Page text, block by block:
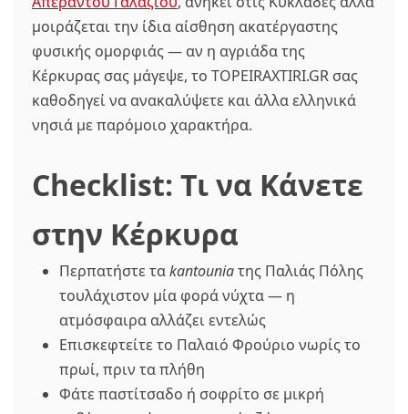
μοιράζεται την ίδια αίσθηση ακατέργαστης
φυσικής ομορφιάς — αν η αγριάδα της
Κέρκυρας σας μάγεψε, το TOPEIRAXTIRI.GR σας
καθοδηγεί να ανακαλύψετε και άλλα ελληνικά
νησιά με παρόμοιο χαρακτήρα.
Checklist: Τι να Κάνετε
στην Κέρκυρα
Περπατήστε ταkantouniaτης Παλιάς Πόλης
τουλάχιστον μία φορά νύχτα — η
ατμόσφαιρα αλλάζει εντελώς
Επισκεφτείτε το Παλαιό Φρούριο νωρίς το
πρωί, πριν τα πλήθη
Φάτε παστίτσαδο ή σοφρίτο σε μικρή